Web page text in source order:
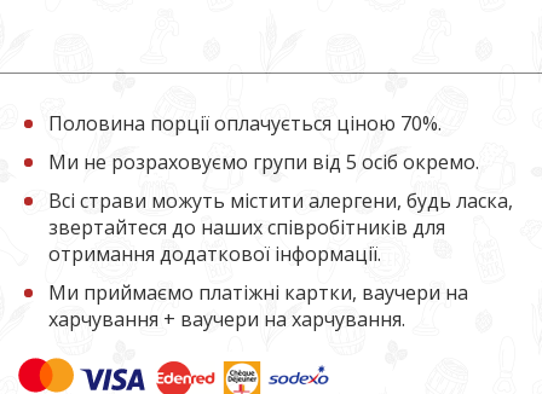
Половина порції оплачується ціною 70%.
Ми не розраховуємо групи від 5 осіб окремо.
Всі страви можуть містити алергени, будь ласка,
звертайтеся до наших співробітників для
отримання додаткової інформації.
Ми приймаємо платіжні картки, ваучери на
харчування + ваучери на харчування.